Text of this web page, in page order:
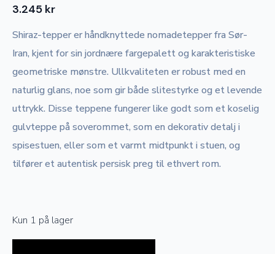
3.245 kr
Shiraz-tepper er håndknyttede nomadetepper fra Sør-
Iran, kjent for sin jordnære fargepalett og karakteristiske
geometriske mønstre. Ullkvaliteten er robust med en
naturlig glans, noe som gir både slitestyrke og et levende
uttrykk. Disse teppene fungerer like godt som et koselig
gulvteppe på soverommet, som en dekorativ detalj i
spisestuen, eller som et varmt midtpunkt i stuen, og
tilfører et autentisk persisk preg til ethvert rom.
Kun 1 på lager